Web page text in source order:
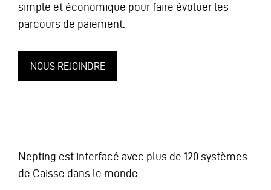
simple et économique pour faire évoluer les
parcours de paiement.
NOUS REJOINDRE
Nepting est interfacé avec plus de 120 systèmes
de Caisse dans le monde.